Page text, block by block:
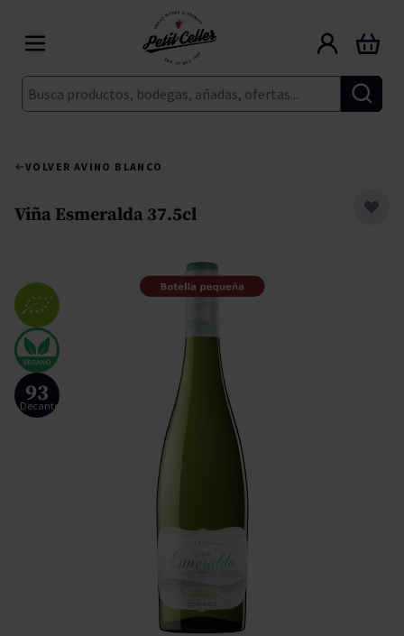
Buscar
Carrito
VOLVER AVINO BLANCO
Viña Esmeralda 37.5cl
Decanter
93